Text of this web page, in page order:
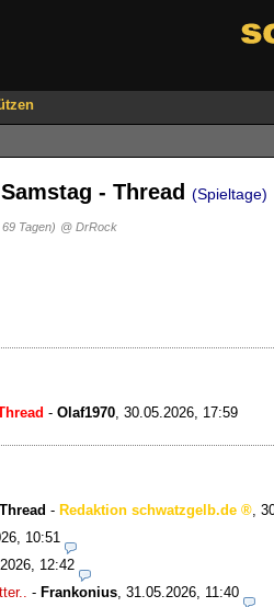
- Thread (Spieltage)
Tagen) @ DrRock
- Olaf1970 30.05.2026, 17:59
- Redaktion schwatzgelb.de
10:51
12:42
- Frankonius 31.05.2026, 11:40